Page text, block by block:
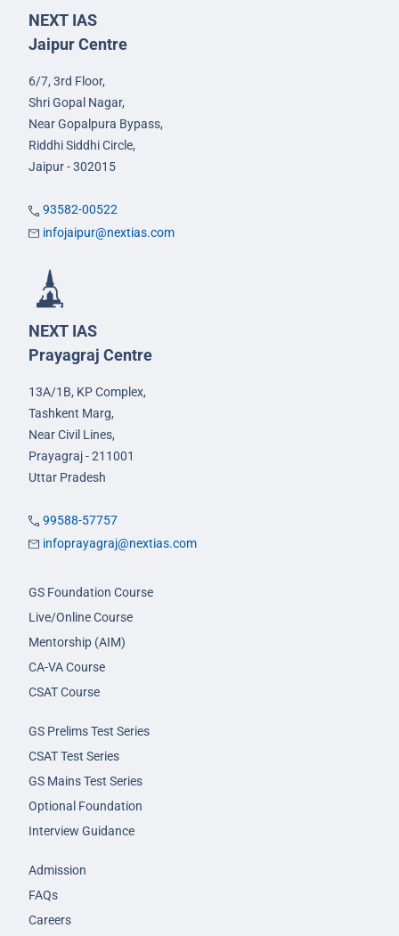
NEXT IAS
Jaipur Centre
6/7, 3rd Floor,
Shri Gopal Nagar,
Near Gopalpura Bypass,
Riddhi Siddhi Circle,
Jaipur - 302015
93582-00522
infojaipur@nextias.com
NEXT IAS
Prayagraj Centre
13A/1B, KP Complex,
Tashkent Marg,
Near Civil Lines,
Prayagraj - 211001
Uttar Pradesh
99588-57757
infoprayagraj@nextias.com
GS Foundation Course
Live/Online Course
Mentorship (AIM)
CA-VA Course
CSAT Course
GS Prelims Test Series
CSAT Test Series
GS Mains Test Series
Optional Foundation
Interview Guidance
Admission
FAQs
Careers